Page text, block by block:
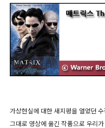
가상현실에 대한 새지평을 열었던
그대로 영상에 옮긴 작품으로 우리